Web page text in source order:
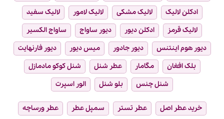
ادکلن لالیک
لالیک مشکی لالیک لامور
لالیک سفید
لالیک قرمز
ادکلن دیور دیور ساواج
ساواج الکسیر
دیور هوم اینتنس
دیور جادور میس دیور
دیور فارنهایت
بلک افغان
مگامار عطر شنل
شنل کوکو مادمازل
شنل چنس
بلو شنل الور اسپرت
خرید عطر اصل عطر تستر سمپل عطر
عطر ورساچه